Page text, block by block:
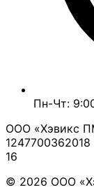
Пн-Чт:
ООО «Хэвикс
1247700362018
16
© 2026 ООО